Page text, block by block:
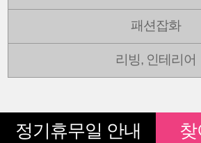
패션잡화
리빙, 인테리어
정기휴무일 안내